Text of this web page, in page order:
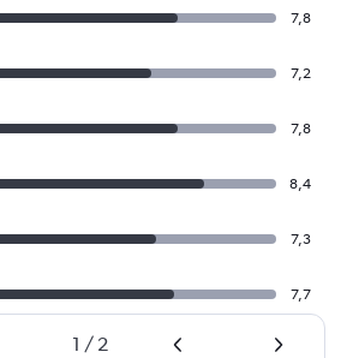
7,8
7,2
7,8
8,4
7,3
7,7
1 / 2